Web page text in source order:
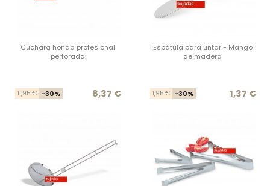
Cuchara honda profesional
perforada
Precio base
11,95 € -30% Precio
8,37 €
Espátula para untar - Mango
de madera
1,95 € -30% 1,37 €